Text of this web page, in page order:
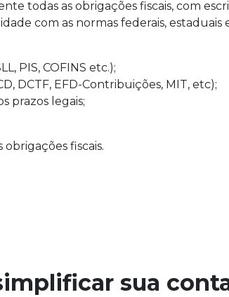
todas as obrigações fiscais, com
com as normas federais, estaduais
PIS, COFINS etc.);
DCTF, EFD-Contribuições, MIT, etc);
prazos legais;
fiscais.
sua